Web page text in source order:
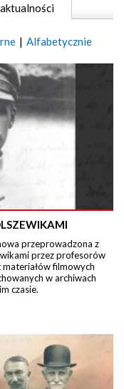
aktualności
| Alfabetycznie
przeprowadzona z
przez profesorów
filmowych
w archiwach
czasie.